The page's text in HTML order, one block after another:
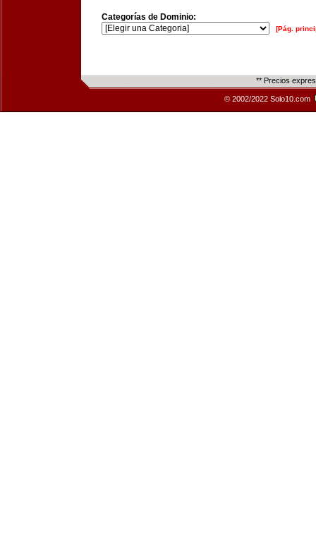
Categorías de Dominio:
[Pág.
** Precios
© 2002/2022 Solo10.com